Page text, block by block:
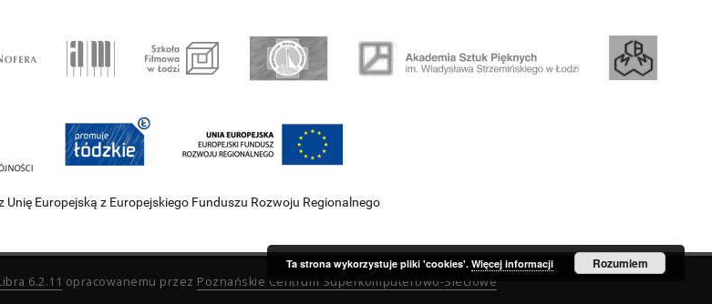
Europejską z Europejskiego Funduszu Rozwoju Regionalnego
6.2.11 opracowanemu przez Poznańskie Centrum Superkomputerowo-Sieciowe
Ta strona wykorzystuje pliki 'cookies'. Więcej informacji Rozumiem